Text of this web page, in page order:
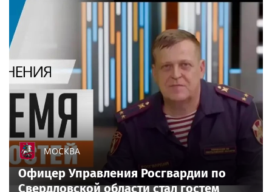
МОСКВА
Офицер Управления Росгвардии по
Свердловской области стал гостем